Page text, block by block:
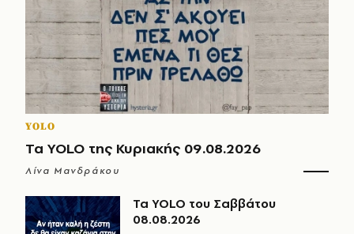
YOLO
Τα YOLO της Κυριακής 09.08.2026
Λίνα Μανδράκου
Τα YOLO του Σαββάτου
08.08.2026